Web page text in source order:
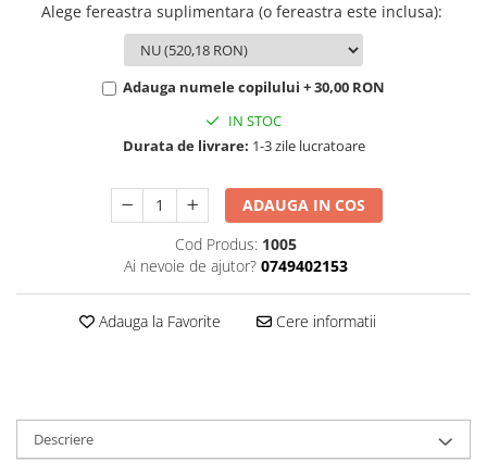
Alege fereastra suplimentara (o fereastra este inclusa):
Adauga numele copilului + 30,00 RON
IN STOC
Durata de livrare: 1-3 zile lucratoare
ADAUGA IN COS
Cod Produs: 1005
Ai nevoie de ajutor? 0749402153
Adauga la Favorite Cere informatii
Descriere